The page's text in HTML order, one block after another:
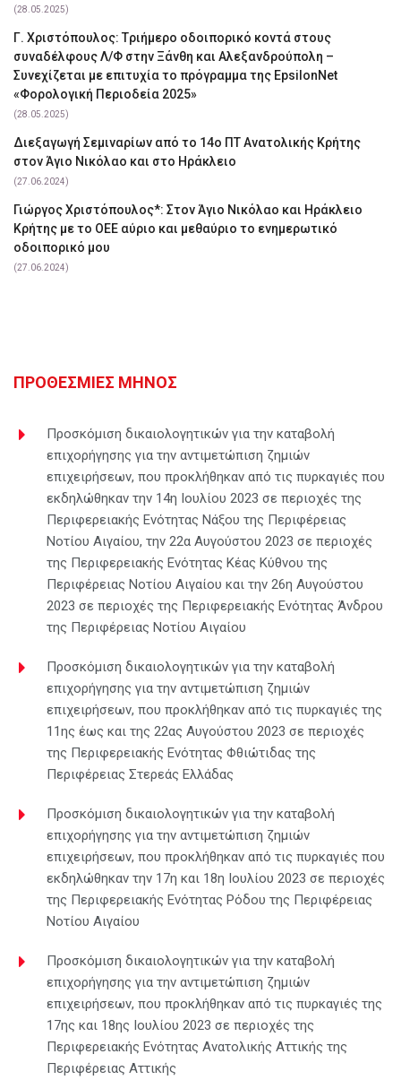
(28.05.2025)
Γ. Χριστόπουλος: Tριήμερο οδοιπορικό κοντά στους
συναδέλφους Λ/Φ στην Ξάνθη και Αλεξανδρούπολη –
Συνεχίζεται με επιτυχία το πρόγραμμα της EpsilonNet
«Φορολογική Περιοδεία 2025»
(28.05.2025)
Διεξαγωγή Σεμιναρίων από το 14ο ΠΤ Ανατολικής Κρήτης
στον Άγιο Νικόλαο και στο Ηράκλειο
(27.06.2024)
Γιώργος Χριστόπουλος*: Στον Άγιο Νικόλαο και Ηράκλειο
Κρήτης με το ΟΕΕ αύριο και μεθαύριο το ενημερωτικό
οδοιπορικό μου
(27.06.2024)
ΠΡΟΘΕΣΜΙΕΣ ΜΗΝΟΣ
Προσκόμιση δικαιολογητικών για την καταβολή
επιχορήγησης για την αντιμετώπιση ζημιών
επιχειρήσεων, που προκλήθηκαν από τις πυρκαγιές που
εκδηλώθηκαν την 14η Ιουλίου 2023 σε περιοχές της
Περιφερειακής Ενότητας Νάξου της Περιφέρειας
Νοτίου Αιγαίου, την 22α Αυγούστου 2023 σε περιοχές
της Περιφερειακής Ενότητας Κέας Κύθνου της
Περιφέρειας Νοτίου Αιγαίου και την 26η Αυγούστου
2023 σε περιοχές της Περιφερειακής Ενότητας Άνδρου
της Περιφέρειας Νοτίου Αιγαίου
Προσκόμιση δικαιολογητικών για την καταβολή
επιχορήγησης για την αντιμετώπιση ζημιών
επιχειρήσεων, που προκλήθηκαν από τις πυρκαγιές της
11ης έως και της 22ας Αυγούστου 2023 σε περιοχές
της Περιφερειακής Ενότητας Φθιώτιδας της
Περιφέρειας Στερεάς Ελλάδας
Προσκόμιση δικαιολογητικών για την καταβολή
επιχορήγησης για την αντιμετώπιση ζημιών
επιχειρήσεων, που προκλήθηκαν από τις πυρκαγιές που
εκδηλώθηκαν την 17η και 18η Ιουλίου 2023 σε περιοχές
της Περιφερειακής Ενότητας Ρόδου της Περιφέρειας
Νοτίου Αιγαίου
Προσκόμιση δικαιολογητικών για την καταβολή
επιχορήγησης για την αντιμετώπιση ζημιών
επιχειρήσεων, που προκλήθηκαν από τις πυρκαγιές της
17ης και 18ης Ιουλίου 2023 σε περιοχές της
Περιφερειακής Ενότητας Ανατολικής Αττικής της
Περιφέρειας Αττικής